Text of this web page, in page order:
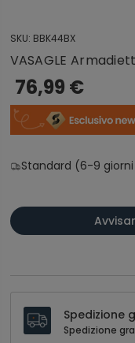
SKU: BBK44BX
VASAGLE
76,99 €
Standard (6-9
Spedizione
Spedizione